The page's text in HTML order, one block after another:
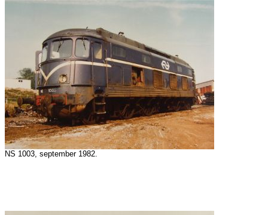
NS 1003, september 1982.